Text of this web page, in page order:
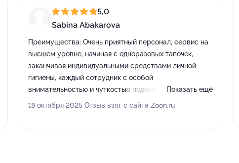
5,0
Sabina Abakarova
Преимущества: Очень приятный персонал, сервис на
высшем уровне, начиная с одноразовых тапочек,
заканчивая индивидуальными средствами личной
гигиены, каждый сотрудник с особой
внимательностью и чуткостью подходит к каждому
клиенту😍 Также нельзя не отметить удобное
Показать ещё
18 октября 2025 Отзыв взят с сайта Zoon.ru